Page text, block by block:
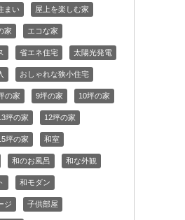
まい 屋上を楽しむ家
家 エコな家
省エネ住宅 太陽光発電
おしゃれな狭小住宅
の家 9坪の家 10坪の家
坪の家 12坪の家
坪の家 和室
和のお風呂 和な外観
和モダン
ジ 子供部屋